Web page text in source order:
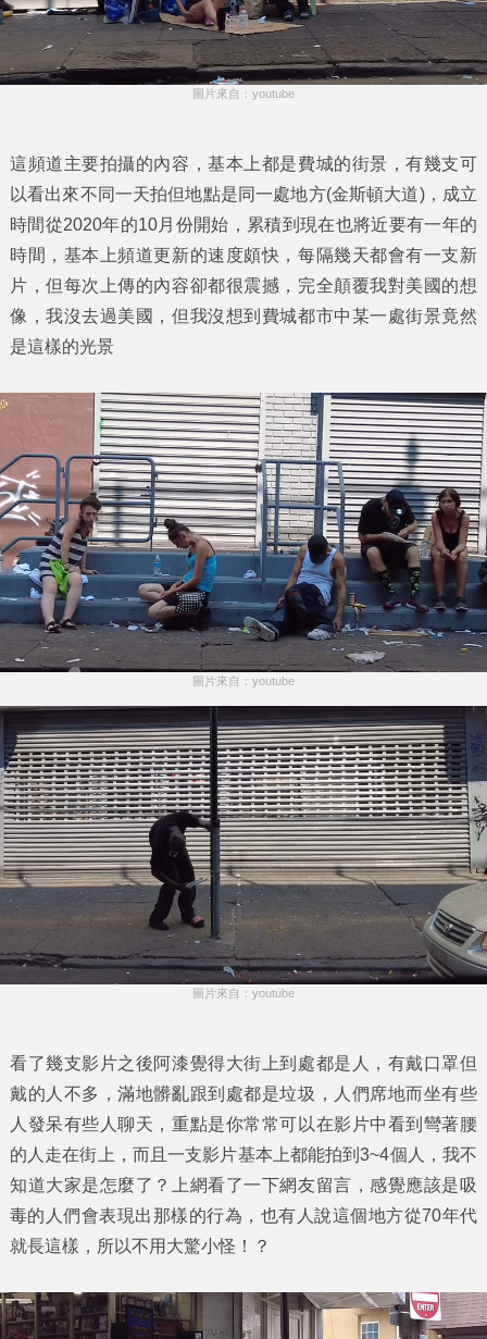
圖片來自：youtube
這頻道主要拍攝的內容，基本上都是費城的街景，有幾支可
以看出來不同一天拍但地點是同一處地方(金斯頓大道)，成立
時間從2020年的10月份開始，累積到現在也將近要有一年的
時間，基本上頻道更新的速度頗快，每隔幾天都會有一支新
片，但每次上傳的內容卻都很震撼，完全顛覆我對美國的想
像，我沒去過美國，但我沒想到費城都市中某一處街景竟然
是這樣的光景
圖片來自：youtube
圖片來自：youtube
看了幾支影片之後阿漆覺得大街上到處都是人，有戴口罩但
戴的人不多，滿地髒亂跟到處都是垃圾，人們席地而坐有些
人發呆有些人聊天，重點是你常常可以在影片中看到彎著腰
的人走在街上，而且一支影片基本上都能拍到3~4個人，我不
知道大家是怎麼了？上網看了一下網友留言，感覺應該是吸
毒的人們會表現出那樣的行為，也有人說這個地方從70年代
就長這樣，所以不用大驚小怪！？